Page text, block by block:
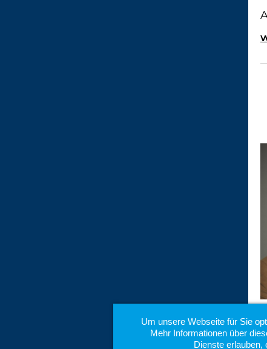
Um unsere Webseite für Sie
Mehr Informationen über
Dienste erlauben,